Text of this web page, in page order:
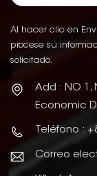
Al hacer clic en
procese su
solicitado.
Add : NO.1,
Economic
Teléfono :
Correo